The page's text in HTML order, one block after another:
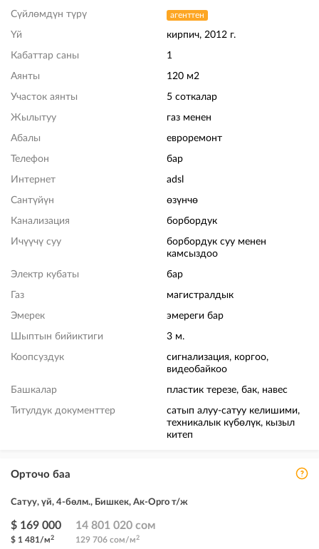
Сүйлөмдүн түрү агенттен
Үй кирпич, 2012 г.
Кабаттар саны 1
Аянты 120 м2
Участок аянты 5 соткалар
Жылытуу газ менен
Абалы евроремонт
Телефон бар
Интернет adsl
Сантүйүн өзүнчө
Канализация борбордук
Ичүүчү суу
борбордук суу менен
камсыздоо
Электр кубаты бар
Газ магистралдык
Эмерек эмереги бар
Шыптын бийиктиги 3 м.
Коопсуздук
сигнализация, коргоо,
видеобайкоо
Башкалар пластик терезе, бак, навес
Титулдук документтер
сатып алуу-сатуу келишими,
техникалык күбөлүк, кызыл
китеп
Орточо баа
Сатуу, үй, 4-бөлм., Бишкек, Ак-Орго т/ж
$ 169 000
$ 1 481/м2
14 801 020 сом
129 706 сом/м2